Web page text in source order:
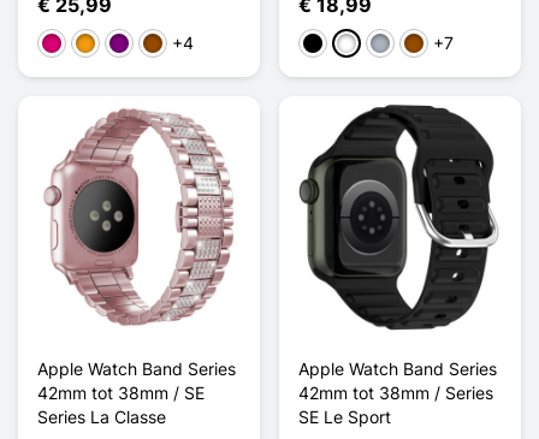
Magenta
OranjePurperBruin+4 ZwartWit GrijsBruin+7
Apple Watch Band Series
42mm tot 38mm / SE
Series La Classe
Apple Watch Band Series
42mm tot 38mm / Series
SE Le Sport